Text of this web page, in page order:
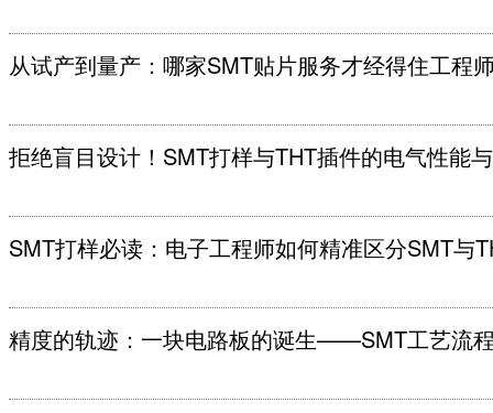
从试产到量产：哪家SMT贴片服务才经得住工程
拒绝盲目设计！SMT打样与THT插件的电气性能
SMT打样必读：电子工程师如何精准区分SMT与
精度的轨迹：一块电路板的诞生——SMT工艺流